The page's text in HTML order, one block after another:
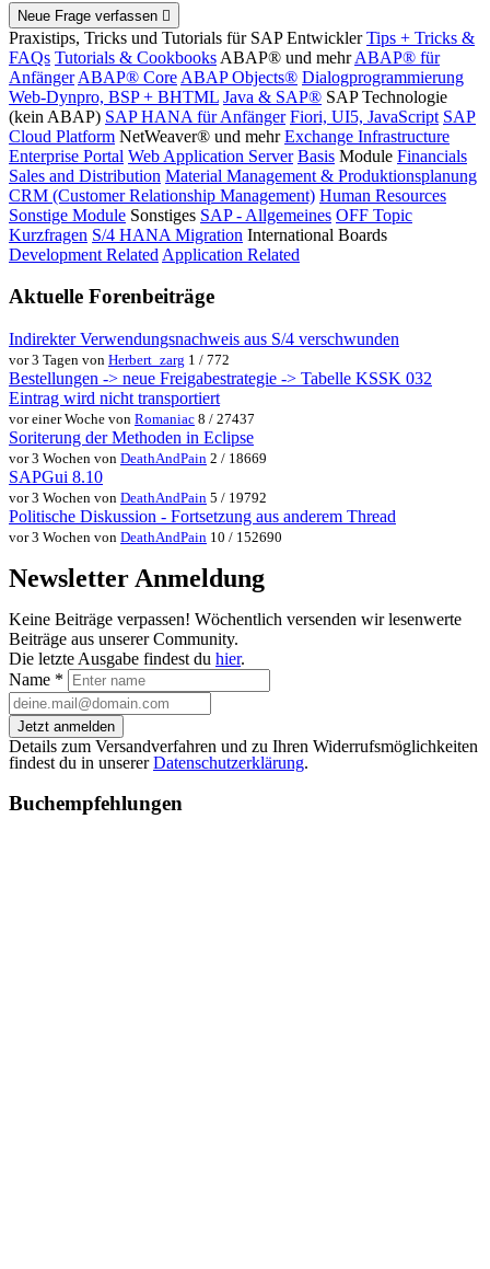
Neue Frage verfassen
Praxistips, Tricks und Tutorials für SAP Entwickler Tips + Tricks &
FAQs Tutorials & Cookbooks ABAP® und mehr ABAP® für
Anfänger ABAP® Core ABAP Objects® Dialogprogrammierung
Web-Dynpro, BSP + BHTML Java & SAP® SAP Technologie
(kein ABAP) SAP HANA für Anfänger Fiori, UI5, JavaScript SAP
Cloud Platform NetWeaver® und mehr Exchange Infrastructure
Enterprise Portal Web Application Server Basis Module Financials
Sales and Distribution Material Management & Produktionsplanung
CRM (Customer Relationship Management) Human Resources
Sonstige Module Sonstiges SAP - Allgemeines OFF Topic
Kurzfragen S/4 HANA Migration International Boards
Development Related Application Related
Aktuelle Forenbeiträge
Indirekter Verwendungsnachweis aus S/4 verschwunden
vor 3 Tagen von Herbert_zarg 1 / 772
Bestellungen -> neue Freigabestrategie -> Tabelle KSSK 032
Eintrag wird nicht transportiert
vor einer Woche von Romaniac 8 / 27437
Soriterung der Methoden in Eclipse
vor 3 Wochen von DeathAndPain 2 / 18669
SAPGui 8.10
vor 3 Wochen von DeathAndPain 5 / 19792
Politische Diskussion - Fortsetzung aus anderem Thread
vor 3 Wochen von DeathAndPain 10 / 152690
Newsletter Anmeldung
Keine Beiträge verpassen! Wöchentlich versenden wir lesenwerte
Beiträge aus unserer Community.
Die letzte Ausgabe findest du hier.
Name *
Jetzt anmelden
Details zum Versandverfahren und zu Ihren Widerrufsmöglichkeiten
findest du in unsererDatenschutzerklärung.
Buchempfehlungen